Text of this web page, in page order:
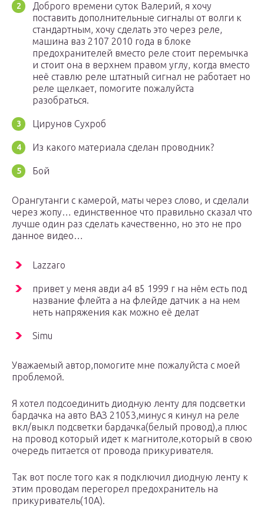
Доброго времени суток Валерий, я хочу
поставить дополнительные сигналы от волги к
стандартным, хочу сделать это через реле,
машина ваз 2107 2010 года в блоке
предохранителей вместо реле стоит перемычка
и стоит она в верхнем правом углу, когда вместо
неё ставлю реле штатный сигнал не работает но
реле щелкает, помогите пожалуйста
разобраться.
Цирунов Сухроб
Из какого материала сделан проводник?
Бой
Орангутанги с камерой, маты через слово, и сделали
через жопу… единственное что правильно сказал что
лучше один раз сделать качественно, но это не про
данное видео…
Lazzaro
привет у меня авди а4 в5 1999 г на нём есть под
название флейта а на флейде датчик а на нем
неть напряжения как можно её делат
Simu
Уважаемый автор,помогите мне пожалуйста с моей
проблемой.
Я хотел подсоединить диодную ленту для подсветки
бардачка на авто ВАЗ 21053,минус я кинул на реле
вкл/выкл подсветки бардачка(белый провод),а плюс
на провод который идет к магнитоле,который в свою
очередь питается от провода прикуривателя.
Так вот после того как я подключил диодную ленту к
этим проводам перегорел предохранитель на
прикуриватель(10А).